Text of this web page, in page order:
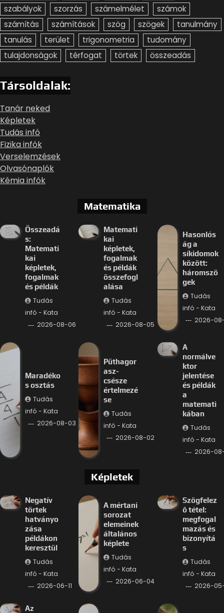
szabályok
szorzás számelmélet
számok
számítás
számítások szög szögek
tanulmány
tanulás
terület trigonometria
tudomány
tulajdonságok
térfogat törtek összeadás
Társoldalak:
Tanár neked
Képletek
Tudás infó
Fizika infók
Verselemzések
Olvasónaplók
Kémia infók
Matematika
Összeadá
s:
Matemati
kai
képletek,
fogalmak
és példák
Tudás
infó - Kata
2026-08-06
Matemati
kai
képletek,
fogalmak
és példák
összefogl
alása
Tudás
infó - Kata
2026-08-05
Hasonlós
ág a
síkidomok
között:
háromszö
gek
Tudás
infó - Kata
2026-
Maradéko
s osztás
Tudás
infó - Kata
2026-08-03
Püthagor
asz-
csésze
értelmezé
se
Tudás
infó - Kata
2026-08-02
A
normálve
ktor
jelentése
és példák
a
matemati
kában
Tudás
infó - Kata
2026-
Képletek
Negatív
törtek
hatványo
zása
példákon
keresztül
Tudás
infó - Kata
2026-06-11
A mértani
sorozat
elemeinek
általános
képlete
Tudás
infó - Kata
2026-06-04
Szögfelez
ő tétel:
megfogal
mazás és
bizonyítá
s
Tudás
infó - Kata
2026-
Az